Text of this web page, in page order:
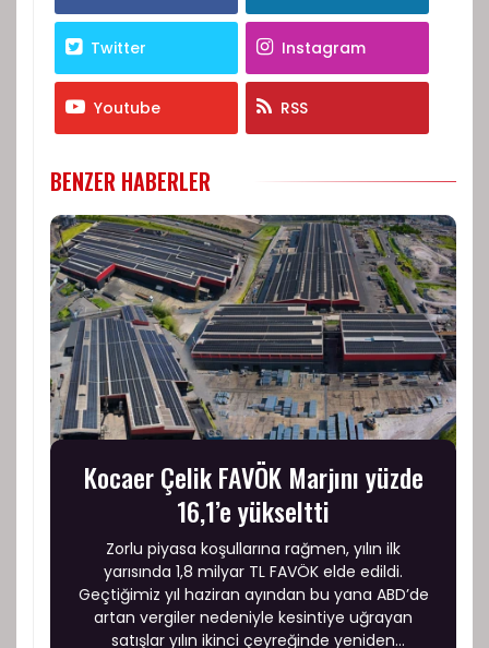
Twitter Instagram
Youtube RSS
BENZER HABERLER
Kocaer Çelik FAVÖK Marjını yüzde
16,1’e yükseltti
Zorlu piyasa koşullarına rağmen, yılın ilk
yarısında 1,8 milyar TL FAVÖK elde edildi.
Geçtiğimiz yıl haziran ayından bu yana ABD’de
artan vergiler nedeniyle kesintiye uğrayan
satışlar yılın ikinci çeyreğinde yeniden